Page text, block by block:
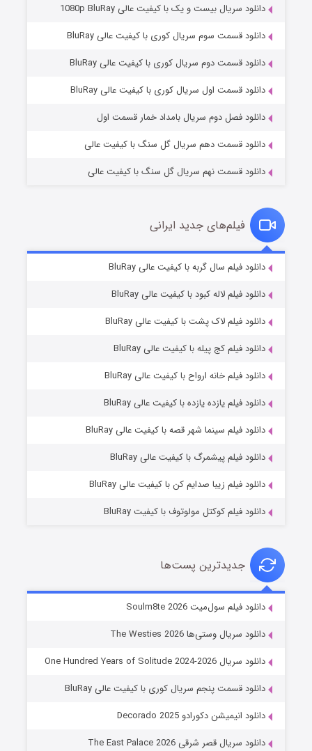
مردگان متحرک: شهر مرده ۳
قسمت۲ (زیرنویس) منتشر شد
قسمت۷ (زیرنویس) منتشر شد
خاندان اژدها فصل ۳
دانلود سریال بیست و یک با کیفیت عالی 1080p BluRay
دانلود قسمت سوم سریال کوری با کیفیت عالی BluRay
دانلود قسمت دوم سریال کوری با کیفیت عالی BluRay
دانلود قسمت اول سریال کوری با کیفیت عالی BluRay
دانلود فصل دوم سریال بامداد خمار قسمت اول
دانلود قسمت دهم سریال گل سنگ با کیفیت عالی
دانلود قسمت نهم سریال گل سنگ با کیفیت عالی
فیلم‌های جدید ایرانی
دانلود فیلم سال گربه با کیفیت عالی BluRay
دانلود فیلم لاله کبود با کیفیت عالی BluRay
دانلود فیلم لاک پشت با کیفیت عالی BluRay
دانلود فیلم کج‌ پیله با کیفیت عالی BluRay
دانلود فیلم خانه ارواح با کیفیت عالی BluRay
دانلود فیلم یازده یازده با کیفیت عالی BluRay
دانلود فیلم سینما شهر قصه با کیفیت عالی BluRay
دانلود فیلم پیشمرگ با کیفیت عالی BluRay
دانلود فیلم زیبا صدایم کن با کیفیت عالی BluRay
دانلود فیلم کوکتل مولوتوف با کیفیت BluRay
جدیدترین پست‌ها
دانلود فیلم سول‌میت Soulm8te 2026
دانلود سریال وستی‌ها The Westies 2026
دانلود سریال One Hundred Years of Solitude 2024-2026
دانلود قسمت پنجم سریال کوری با کیفیت عالی BluRay
دانلود انیمیشن دکورادو Decorado 2025
دانلود سریال قصر شرقی The East Palace 2026